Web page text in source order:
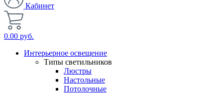
Кабинет
0.00 руб.
Интерьерное освещение
Типы светильников
Люстры
Настольные
Потолочные